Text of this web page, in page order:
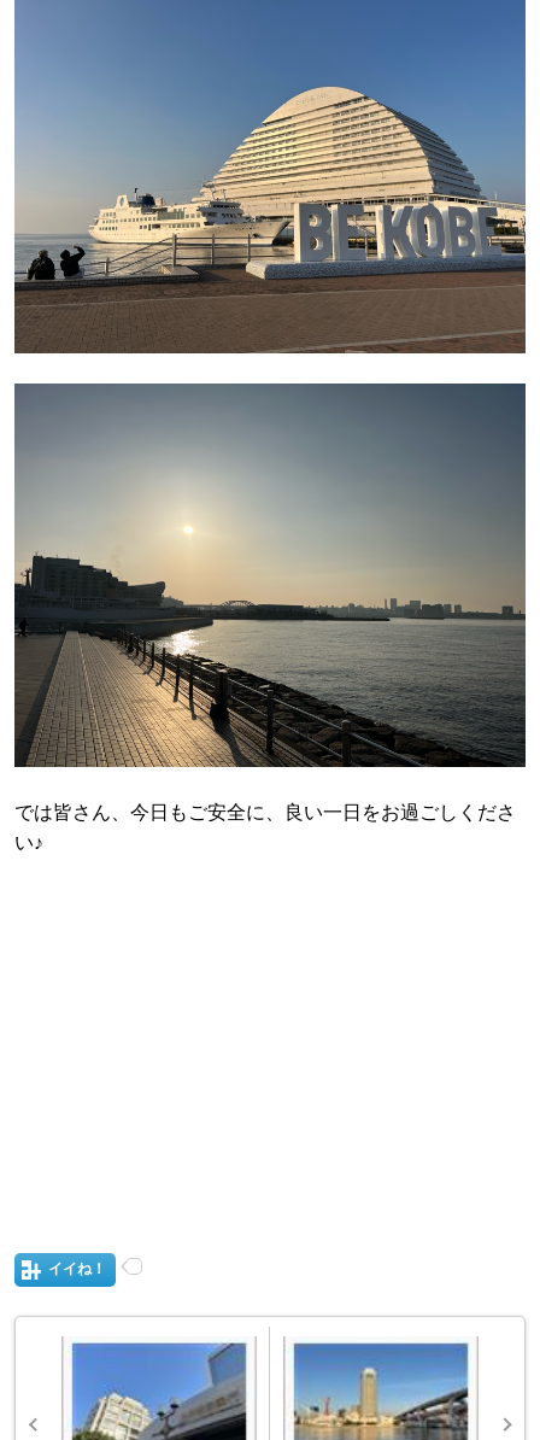
では皆さん、今日もご安全に、良い一日をお過ごしくださ
い♪
イイね！